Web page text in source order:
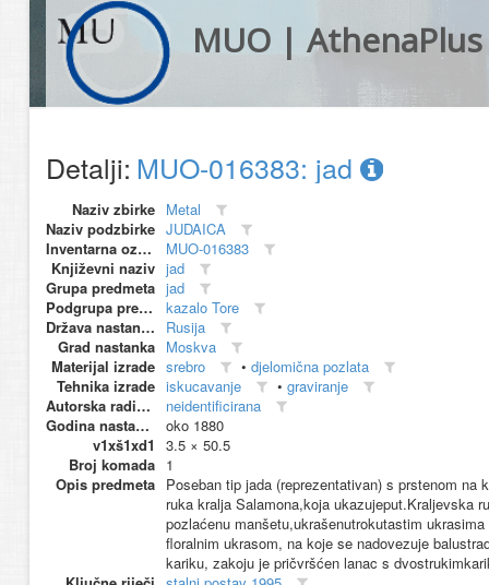
MUO | AthenaPlus
Detalji: MUO-016383: jad
Naziv zbirke Metal
Naziv podzbirke JUDAICA
Inventarna oznaka
MUO-016383
Književni naziv jad
Grupa predmeta jad
Podgrupa predmeta
kazalo Tore
Država nastanka
Rusija
Grad nastanka Moskva
Materijal izrade srebro • djelomična pozlata
Tehnika izrade iskucavanje • graviranje
Autorska radionica (proizvođač)
neidentificirana
Godina nastanka
oko 1880
v1xš1xd1
3.5 × 50.5
Broj komada 1
Opis predmeta Poseban tip jada (reprezentativan) s prstenom
ruka kralja Salamona,koja ukazujeput.Kraljevska
pozlaćenu manšetu,ukrašenutrokutastim
floralnim ukrasom, na koje se nadovezuje
kariku, zakoju je pričvršćen lanac s